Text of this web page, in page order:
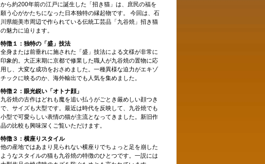
から約200年前の江戸に誕生した「招き猫」は、庶民の福を
願う心がかたちになった日本独特の縁起物です。 今回は、石
川県能美市周辺で作られている伝統工芸品「九谷焼」招き猫
の魅力に迫ります。
特徴１：独特の「盛」技法
全身または前垂れに施された「盛」技法による文様が非常に
印象的。大正末期に京都で修業した職人が九谷焼の置物に応
用し、大変な成功をおさめました。一種異様な迫力がエキゾ
チックに映るのか、海外輸出でも人気を集めました。
特徴２：眼光鋭い「オトナ顔」
九谷焼の古作はどれも魔を追い払うがごとき厳めしい顔つき
で、サイズも大型です。最近は時代を反映して、九谷焼でも
小型で可愛らしい表情の猫が主流となってきました。新旧作
品の比較も興味深くご覧いただけます。
特徴３：横座りスタイル
他の産地ではあまり見られない横座りでちょっと足を崩した
ようなスタイルの猫も九谷焼の特徴のひとつです。一説には